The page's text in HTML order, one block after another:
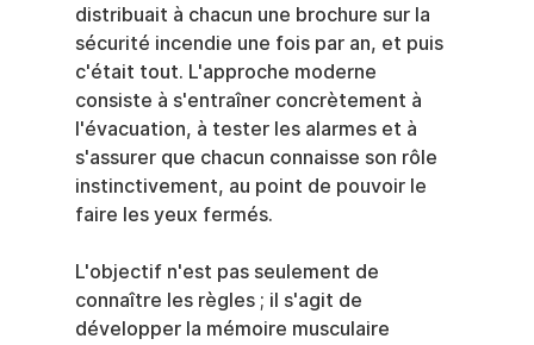
distribuait à chacun une brochure sur la
sécurité incendie une fois par an, et puis
c'était tout. L'approche moderne
consiste à s'entraîner concrètement à
l'évacuation, à tester les alarmes et à
s'assurer que chacun connaisse son rôle
instinctivement, au point de pouvoir le
faire les yeux fermés.
L'objectif n'est pas seulement de
connaître les règles ; il s'agit de
développer la mémoire musculaire